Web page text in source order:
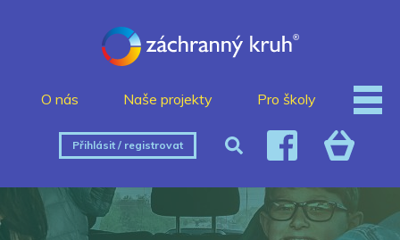
O nás Naše projekty Pro školy
Přihlásit / registrovat